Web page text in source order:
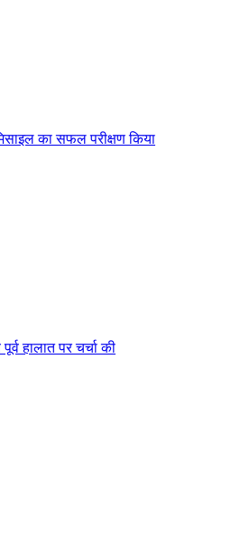
का सफल परीक्षण किया
हालात पर चर्चा की